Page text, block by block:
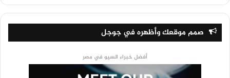
صمم موقعك وأظهره في جوجل
أفضل خبراء السيو في مصر